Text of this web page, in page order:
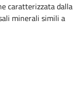
caratterizzata dalla
minerali simili a